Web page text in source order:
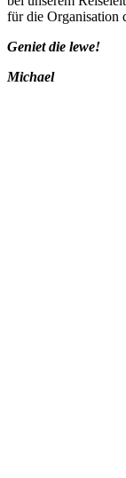
für die Organisation
Geniet die lewe!
Michael